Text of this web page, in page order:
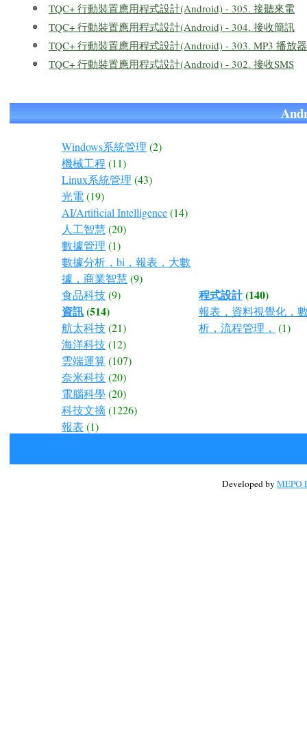
TQC+ 行動裝置應用程式設計(Android) - 305. 接聽來電
TQC+ 行動裝置應用程式設計(Android) - 304. 接收簡訊
TQC+ 行動裝置應用程式設計(Android) - 303. MP3 播放器
TQC+ 行動裝置應用程式設計(Android) - 302. 接收SMS
Windows系統管理 (2)
機械工程 (11)
Linux系統管理 (43)
光電(19)
AI/Artificial Intelligence(14)
人工智慧 (20)
數據管理 (1)
數據分析，bi，報表，大數
據，商業智慧 (9)
食品科技(9)
資訊(514)
航太科技(21)
海洋科技(12)
雲端運算(107)
奈米科技(20)
電腦科學(20)
科技文摘(1226)
報表 (1)
程式設計(140)
報表，資料視覺化，
析，流程管理， (1)
Developed by MEPO